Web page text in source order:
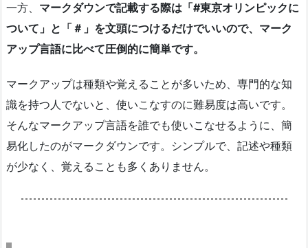
一方、 マークダウンで記載する際は「#東京オリンピックに
ついて」と「＃」を文頭につけるだけでいいので、マーク
アップ言語に比べて圧倒的に簡単です。
マークアップは種類や覚えることが多いため、専門的な知
識を持つ人でないと、使いこなすのに難易度は高いです。
そんなマークアップ言語を誰でも使いこなせるように、簡
易化したのがマークダウンです。シンプルで、記述や種類
が少なく、覚えることも多くありません。